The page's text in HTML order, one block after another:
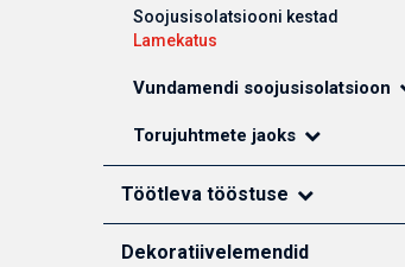
Vundamendi
soojusisolatsioon
Seinasoojustus
Soojusisolatsiooni kestad
Lamekatus
Vundamendi soojusisolatsioon
Torujuhtmete jaoks
Töötleva tööstuse
Dekoratiivelemendid